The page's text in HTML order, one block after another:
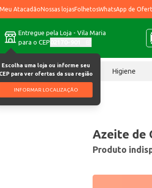
AtacadãoNossas lojasFolhetosWhatsApp de
Entregue pela Loja - Vila Maria
para o CEP
Escolha uma loja ou informe seu
CEP para ver ofertas da sua região
INFORMAR LOCALIZAÇÃO
Chocolates Higiene
5,020L
Azeite de
Produto